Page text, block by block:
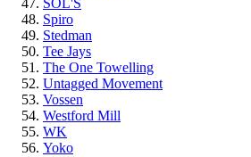
SOL'S
Spiro
Stedman
Tee Jays
The One Towelling
Untagged Movement
Vossen
Westford Mill
WK
Yoko